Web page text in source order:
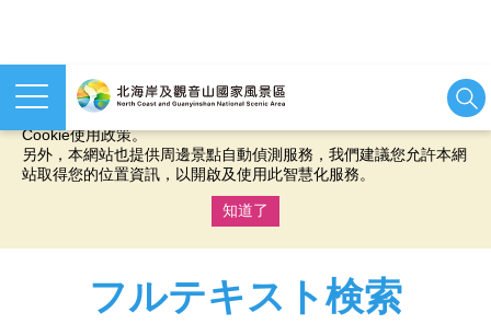
本網站使用cookies等相關技術以持續優化網站服務，並有助於為
您提供更佳的體驗，當您繼續使用本網站即表示您同意我們的
Cookie使用政策。
另外，本網站也提供周邊景點自動偵測服務，我們建議您允許本網
站取得您的位置資訊，以開啟及使用此智慧化服務。
知道了
フルテキスト検索